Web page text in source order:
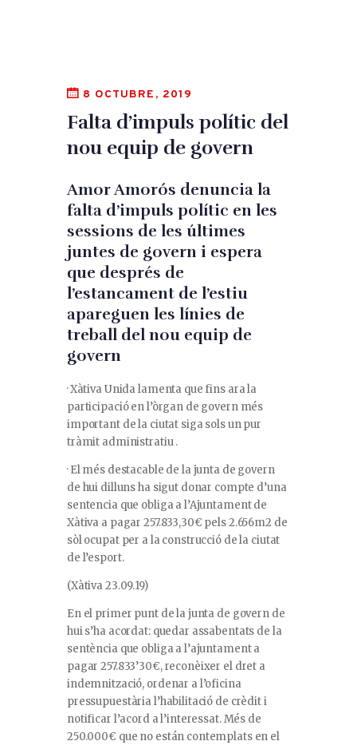
8 OCTUBRE, 2019
Falta d’impuls polític del
nou equip de govern
Amor Amorós denuncia la
falta d’impuls polític en les
sessions de les últimes
juntes de govern i espera
que després de
l’estancament de l’estiu
apareguen les línies de
treball del nou equip de
govern
· Xàtiva Unida lamenta que fins ara la
participació en l’òrgan de govern més
important de la ciutat siga sols un pur
tràmit administratiu .
· El més destacable de la junta de govern
de hui dilluns ha sigut donar compte d’una
sentencia que obliga a l’Ajuntament de
Xàtiva a pagar 257.833,30€ pels 2.656m2 de
sòl ocupat per a la construcció de la ciutat
de l’esport.
(Xàtiva 23.09.19)
En el primer punt de la junta de govern de
hui s’ha acordat: quedar assabentats de la
sentència que obliga a l’ajuntament a
pagar 257.833’30€, reconèixer el dret a
indemnització, ordenar a l’oficina
pressupuestària l’habilitació de crèdit i
notificar l’acord a l’interessat. Més de
250.000€ que no están contemplats en el